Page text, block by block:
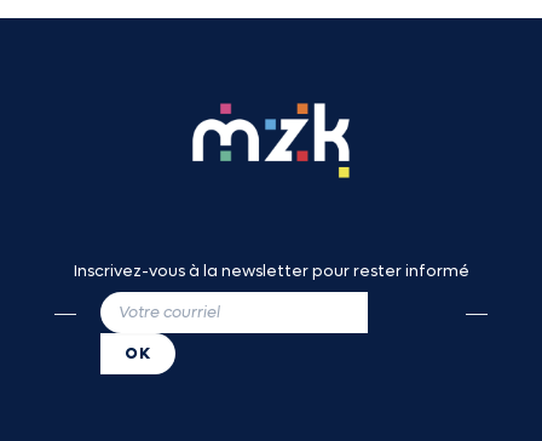
Inscrivez-vous à la newsletter pour rester informé